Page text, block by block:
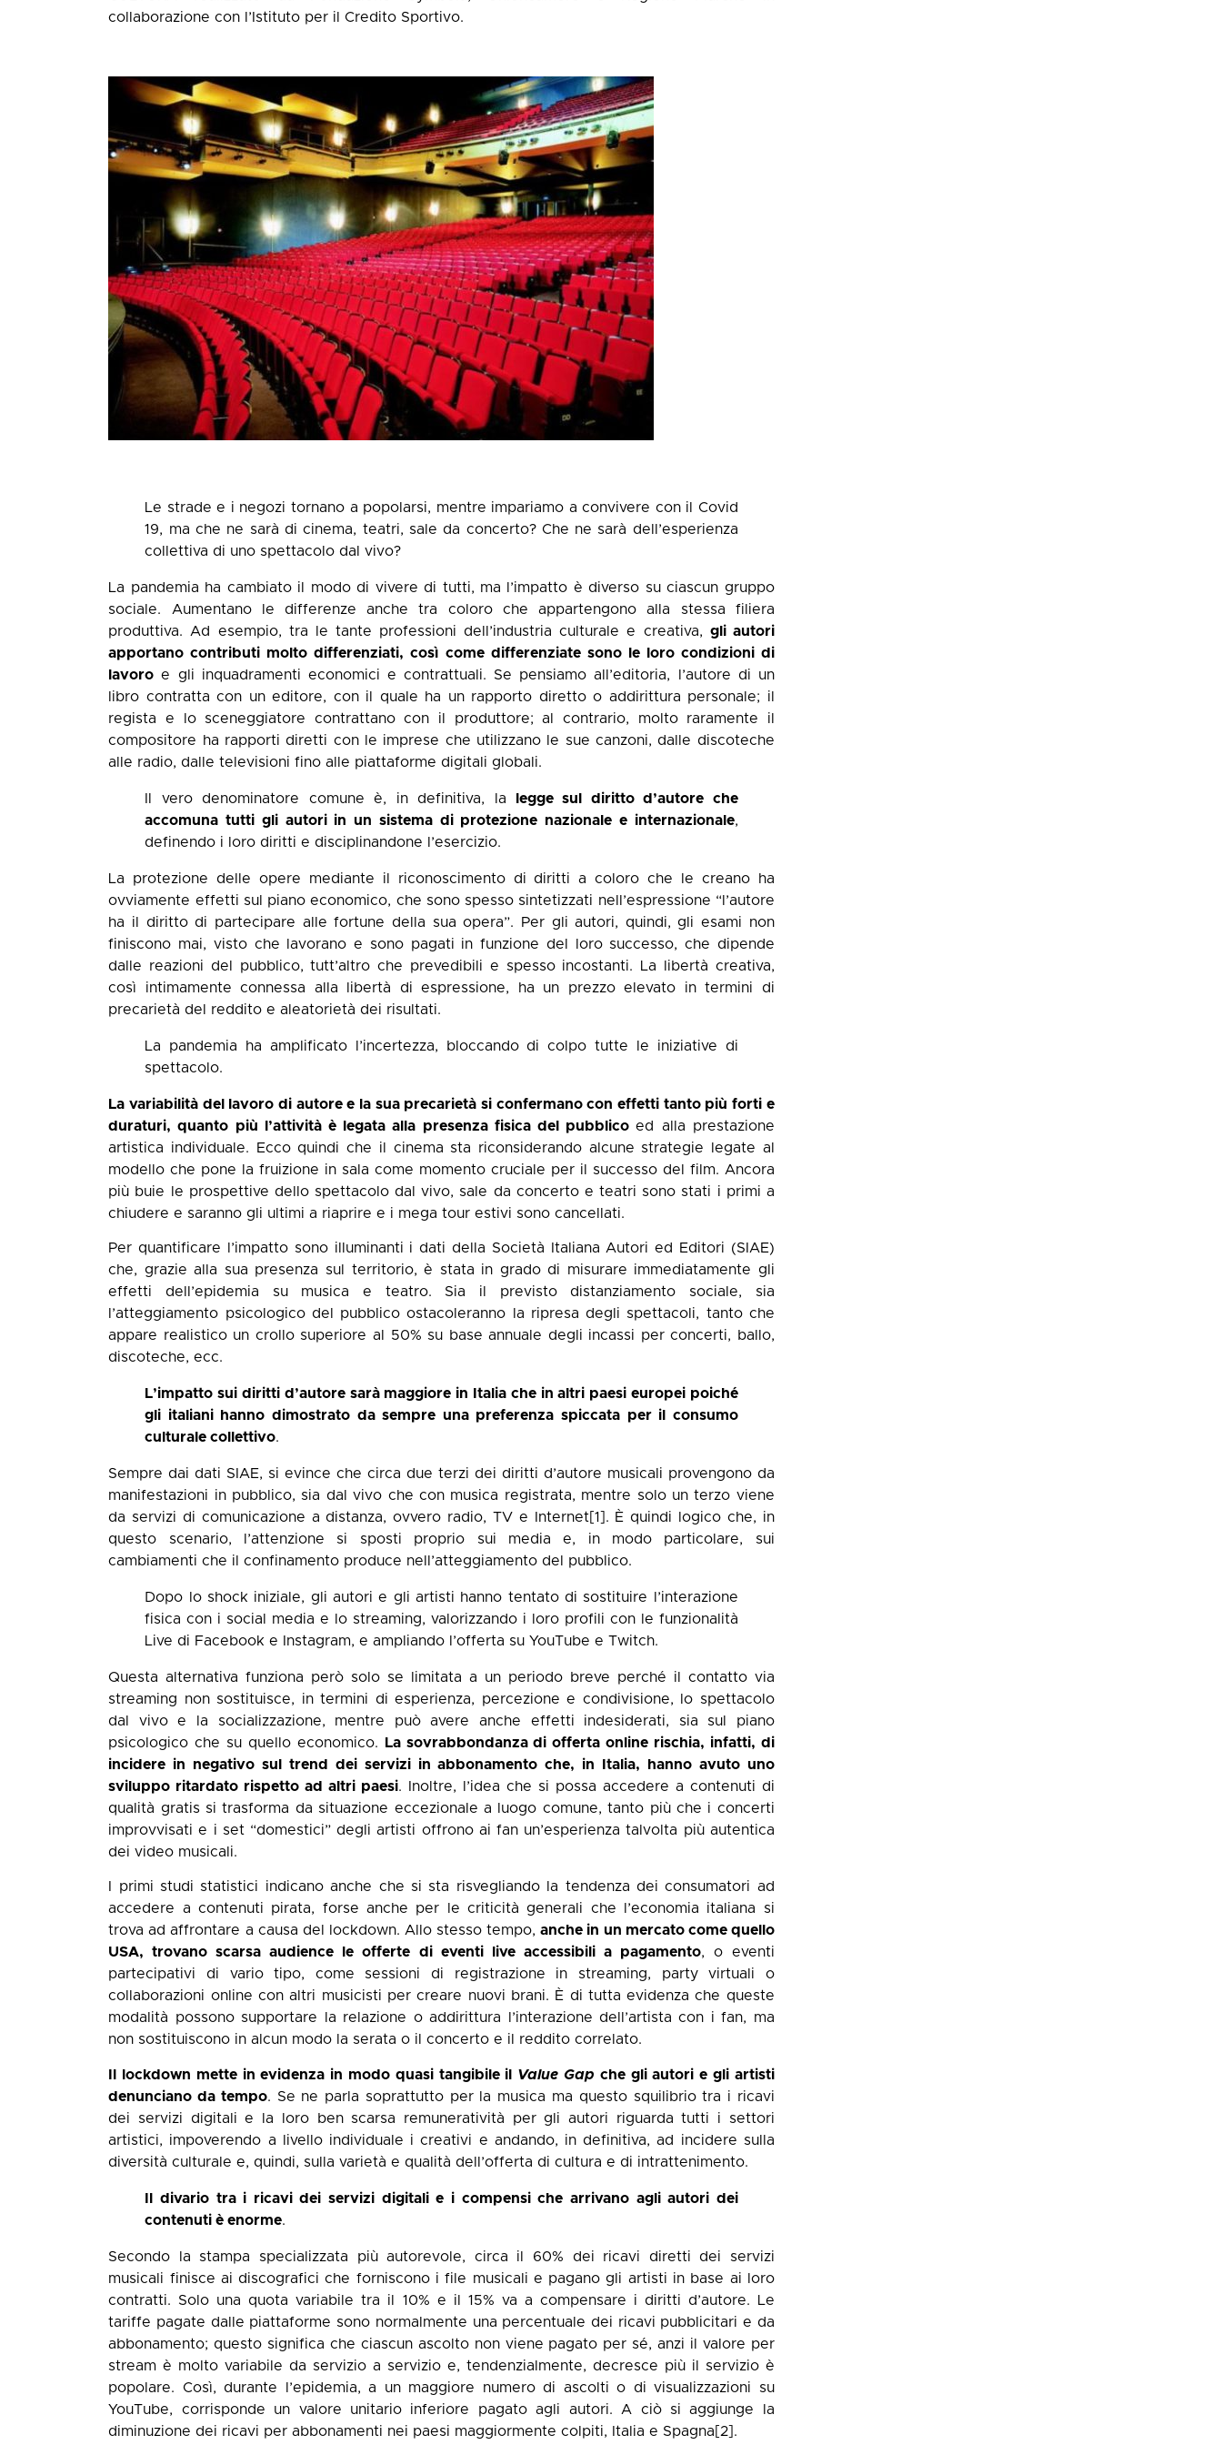
collaborazione con l’Istituto per il Credito Sportivo.
Le strade e i negozi tornano a popolarsi, mentre impariamo a convivere con il Covid
19, ma che ne sarà di cinema, teatri, sale da concerto? Che ne sarà dell’esperienza
collettiva di uno spettacolo dal vivo?
La pandemia ha cambiato il modo di vivere di tutti, ma l’impatto è diverso su ciascun gruppo
sociale. Aumentano le differenze anche tra coloro che appartengono alla stessa filiera
produttiva. Ad esempio, tra le tante professioni dell’industria culturale e creativa, gli autori
apportano contributi molto differenziati, così come differenziate sono le loro condizioni di
lavoro e gli inquadramenti economici e contrattuali. Se pensiamo all’editoria, l’autore di un
libro contratta con un editore, con il quale ha un rapporto diretto o addirittura personale; il
regista e lo sceneggiatore contrattano con il produttore; al contrario, molto raramente il
compositore ha rapporti diretti con le imprese che utilizzano le sue canzoni, dalle discoteche
alle radio, dalle televisioni fino alle piattaforme digitali globali.
Il vero denominatore comune è, in definitiva, la legge sul diritto d’autore che
accomuna tutti gli autori in un sistema di protezione nazionale e internazionale,
definendo i loro diritti e disciplinandone l’esercizio.
La protezione delle opere mediante il riconoscimento di diritti a coloro che le creano ha
ovviamente effetti sul piano economico, che sono spesso sintetizzati nell’espressione “l’autore
ha il diritto di partecipare alle fortune della sua opera”. Per gli autori, quindi, gli esami non
finiscono mai, visto che lavorano e sono pagati in funzione del loro successo, che dipende
dalle reazioni del pubblico, tutt’altro che prevedibili e spesso incostanti. La libertà creativa,
così intimamente connessa alla libertà di espressione, ha un prezzo elevato in termini di
precarietà del reddito e aleatorietà dei risultati.
La pandemia ha amplificato l’incertezza, bloccando di colpo tutte le iniziative di
spettacolo.
La variabilità del lavoro di autore e la sua precarietà si confermano con effetti tanto più forti e
duraturi, quanto più l’attività è legata alla presenza fisica del pubblicoed alla prestazione
artistica individuale. Ecco quindi che il cinema sta riconsiderando alcune strategie legate al
modello che pone la fruizione in sala come momento cruciale per il successo del film. Ancora
più buie le prospettive dello spettacolo dal vivo, sale da concerto e teatri sono stati i primi a
chiudere e saranno gli ultimi a riaprire e i mega tour estivi sono cancellati.
Per quantificare l’impatto sono illuminanti i dati della Società Italiana Autori ed Editori (SIAE)
che, grazie alla sua presenza sul territorio, è stata in grado di misurare immediatamente gli
effetti dell’epidemia su musica e teatro. Sia il previsto distanziamento sociale, sia
l’atteggiamento psicologico del pubblico ostacoleranno la ripresa degli spettacoli, tanto che
appare realistico un crollo superiore al 50% su base annuale degli incassi per concerti, ballo,
discoteche, ecc.
L’impatto sui diritti d’autore sarà maggiore in Italia che in altri paesi europei poiché
gli italiani hanno dimostrato da sempre una preferenza spiccata per il consumo
culturale collettivo.
Sempre dai dati SIAE, si evince che circa due terzi dei diritti d’autore musicali provengono da
manifestazioni in pubblico, sia dal vivo che con musica registrata, mentre solo un terzo viene
da servizi di comunicazione a distanza, ovvero radio, TV e Internet[1] . È quindi logico che, in
questo scenario, l’attenzione si sposti proprio sui media e, in modo particolare, sui
cambiamenti che il confinamento produce nell’atteggiamento del pubblico.
Dopo lo shock iniziale, gli autori e gli artisti hanno tentato di sostituire l’interazione
fisica con i social media e lo streaming, valorizzando i loro profili con le funzionalità
Live di Facebook e Instagram, e ampliando l’offerta su YouTube e Twitch.
Questa alternativa funziona però solo se limitata a un periodo breve perché il contatto via
streaming non sostituisce, in termini di esperienza, percezione e condivisione, lo spettacolo
dal vivo e la socializzazione, mentre può avere anche effetti indesiderati, sia sul piano
psicologico che su quello economico.
La sovrabbondanza di offerta online rischia, infatti, di
incidere in negativo sul trend dei servizi in abbonamento che, in Italia, hanno avuto uno
sviluppo ritardato rispetto ad altri paesi. Inoltre, l’idea che si possa accedere a contenuti di
qualità gratis si trasforma da situazione eccezionale a luogo comune, tanto più che i concerti
improvvisati e i set “domestici” degli artisti offrono ai fan un’esperienza talvolta più autentica
dei video musicali.
I primi studi statistici indicano anche che si sta risvegliando la tendenza dei consumatori ad
accedere a contenuti pirata, forse anche per le criticità generali che l’economia italiana si
trova ad affrontare a causa del lockdown. Allo stesso tempo,anche in un mercato come quello
USA, trovano scarsa audience le offerte di eventi live accessibili a pagamento, o eventi
partecipativi di vario tipo, come sessioni di registrazione in streaming, party virtuali o
collaborazioni online con altri musicisti per creare nuovi brani. È di tutta evidenza che queste
modalità possono supportare la relazione o addirittura l’interazione dell’artista con i fan, ma
non sostituiscono in alcun modo la serata o il concerto e il reddito correlato.
Il lockdown mette in evidenza in modo quasi tangibile il Value Gap che gli autori e gli artisti
denunciano da tempo. Se ne parla soprattutto per la musica ma questo squilibrio tra i ricavi
dei servizi digitali e la loro ben scarsa remuneratività per gli autori riguarda tutti i settori
artistici, impoverendo a livello individuale i creativi e andando, in definitiva, ad incidere sulla
diversità culturale e, quindi, sulla varietà e qualità dell’offerta di cultura e di intrattenimento.
Il divario tra i ricavi dei servizi digitali e i compensi che arrivano agli autori dei
contenuti è enorme.
Secondo la stampa specializzata più autorevole, circa il 60% dei ricavi diretti dei servizi
musicali finisce ai discografici che forniscono i file musicali e pagano gli artisti in base ai loro
contratti. Solo una quota variabile tra il 10% e il 15% va a compensare i diritti d’autore. Le
tariffe pagate dalle piattaforme sono normalmente una percentuale dei ricavi pubblicitari e da
abbonamento; questo significa che ciascun ascolto non viene pagato per sé, anzi il valore per
stream è molto variabile da servizio a servizio e, tendenzialmente, decresce più il servizio è
popolare. Così, durante l’epidemia, a un maggiore numero di ascolti o di visualizzazioni su
YouTube, corrisponde un valore unitario inferiore pagato agli autori. A ciò si aggiunge la
diminuzione dei ricavi per abbonamenti nei paesi maggiormente colpiti, Italia e Spagna [2] .